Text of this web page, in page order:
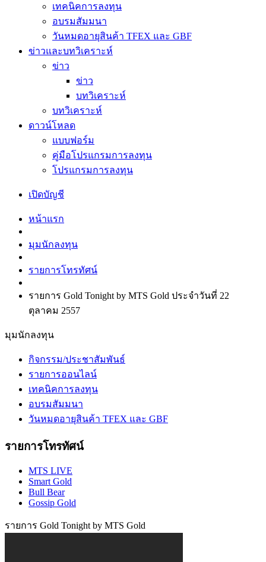
เทคนิคการลงทุน
อบรมสัมมนา
วันหมดอายุสินค้า TFEX และ GBF
ข่าวและบทวิเคราะห์
ข่าว
ข่าว
บทวิเคราะห์
บทวิเคราะห์
ดาวน์โหลด
แบบฟอร์ม
คู่มือโปรแกรมการลงทุน
โปรแกรมการลงทุน
เปิดบัญชี
หน้าแรก
มุมนักลงทุน
รายการโทรทัศน์
รายการ Gold Tonight by MTS Gold ประจำวันที่ 22
ตุลาคม 2557
มุมนักลงทุน
กิจกรรม/ประชาสัมพันธ์
รายการออนไลน์
เทคนิคการลงทุน
อบรมสัมมนา
วันหมดอายุสินค้า TFEX และ GBF
รายการโทรทัศน์
MTS LIVE
Smart Gold
Bull Bear
Gossip Gold
รายการ Gold Tonight by MTS Gold